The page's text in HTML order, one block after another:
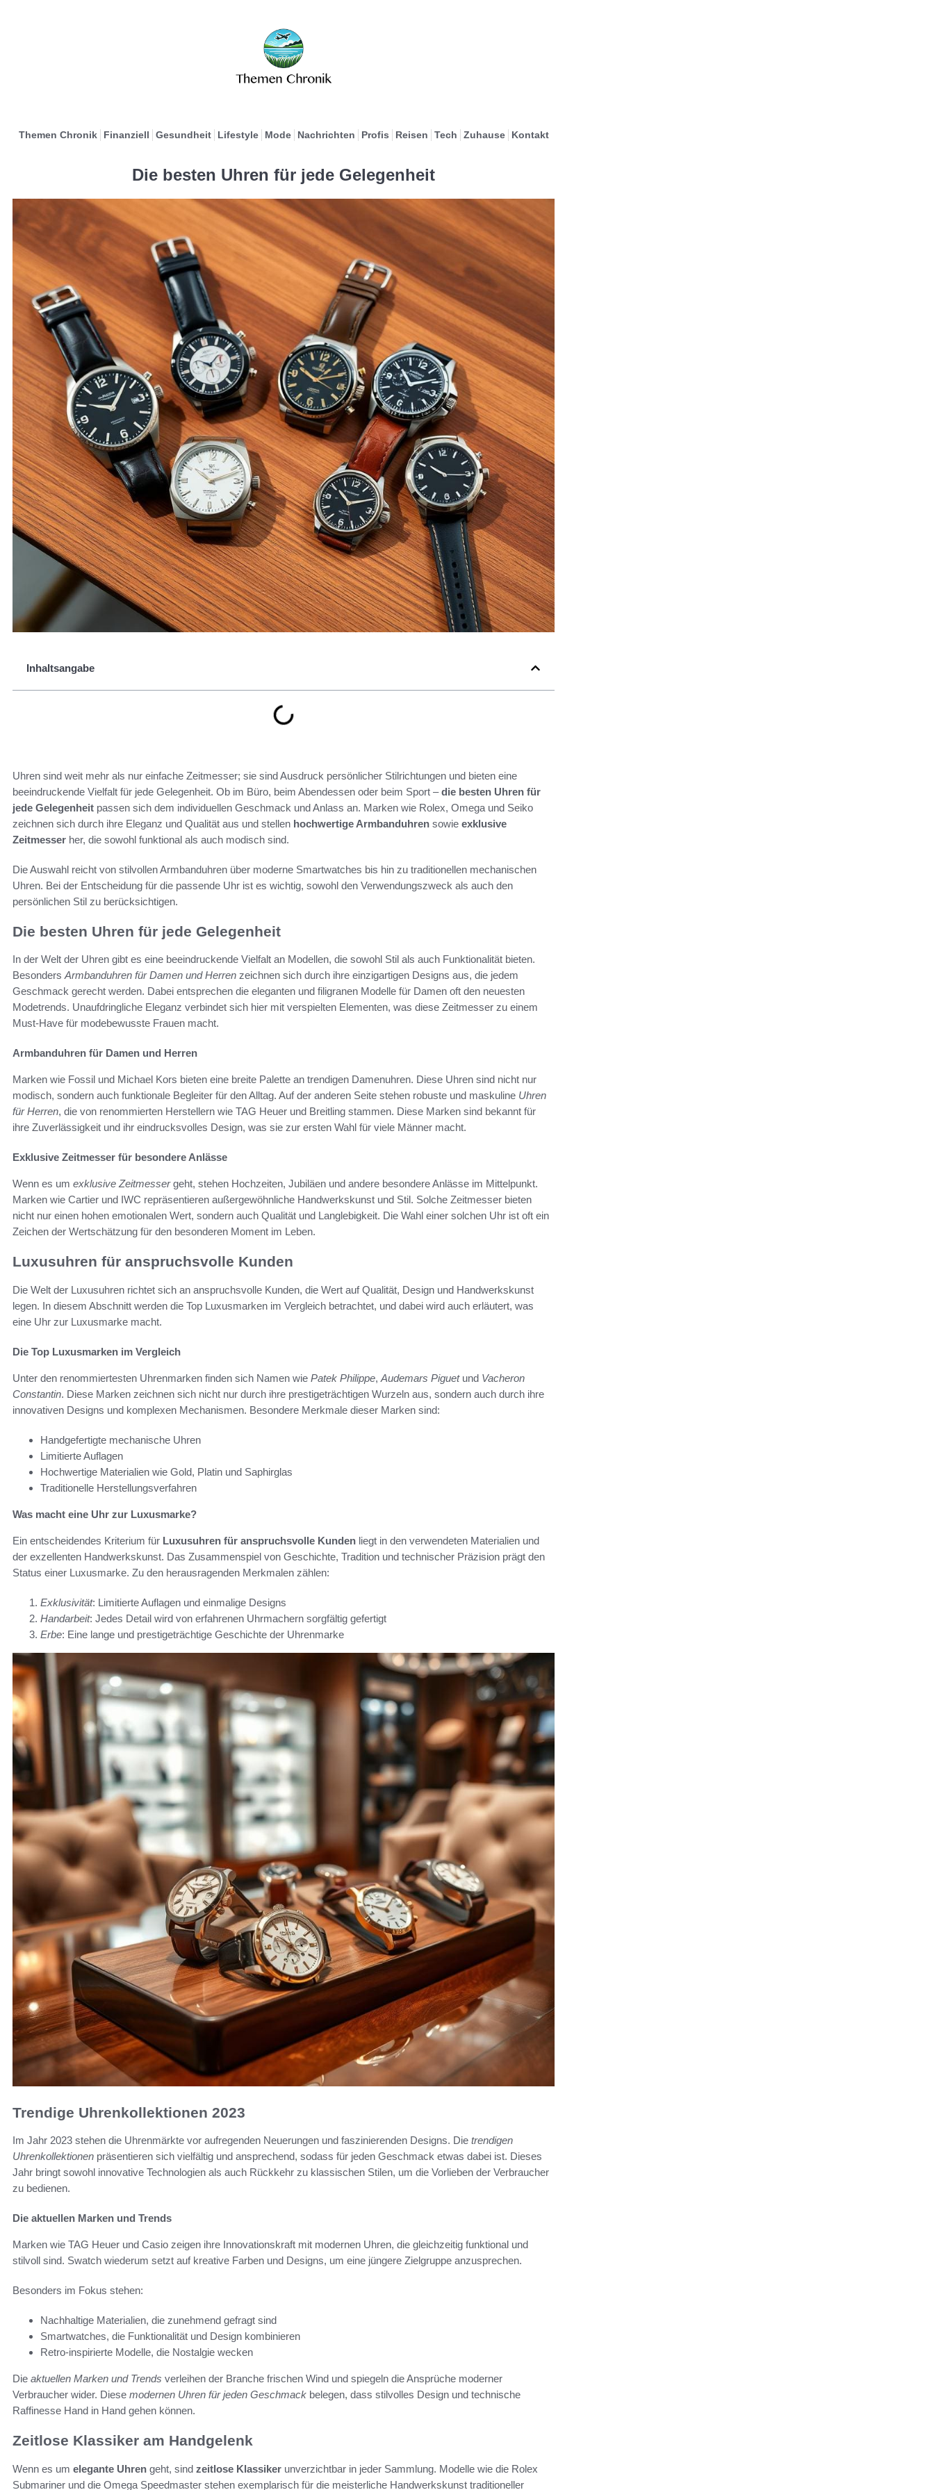
Themen Chronik Finanziell Gesundheit Lifestyle Mode Nachrichten Profis Reisen Tech Zuhause Kontakt
Die besten Uhren für jede Gelegenheit
Inhaltsangabe
Uhren sind weit mehr als nur einfache Zeitmesser; sie sind Ausdruck persönlicher Stilrichtungen und bieten eine
beeindruckende Vielfalt für jede Gelegenheit. Ob im Büro, beim Abendessen oder beim Sport –die besten Uhren für
jede Gelegenheit passen sich dem individuellen Geschmack und Anlass an. Marken wie Rolex, Omega und Seiko
zeichnen sich durch ihre Eleganz und Qualität aus und stellen hochwertige Armbanduhren sowie exklusive
Zeitmesser her, die sowohl funktional als auch modisch sind.
Die Auswahl reicht von stilvollen Armbanduhren über moderne Smartwatches bis hin zu traditionellen mechanischen
Uhren. Bei der Entscheidung für die passende Uhr ist es wichtig, sowohl den Verwendungszweck als auch den
persönlichen Stil zu berücksichtigen.
Die besten Uhren für jede Gelegenheit
In der Welt der Uhren gibt es eine beeindruckende Vielfalt an Modellen, die sowohl Stil als auch Funktionalität bieten.
BesondersArmbanduhren für Damen und Herren zeichnen sich durch ihre einzigartigen Designs aus, die jedem
Geschmack gerecht werden. Dabei entsprechen die eleganten und filigranen Modelle für Damen oft den neuesten
Modetrends. Unaufdringliche Eleganz verbindet sich hier mit verspielten Elementen, was diese Zeitmesser zu einem
Must-Have für modebewusste Frauen macht.
Armbanduhren für Damen und Herren
Marken wie Fossil und Michael Kors bieten eine breite Palette an trendigen Damenuhren. Diese Uhren sind nicht nur
modisch, sondern auch funktionale Begleiter für den Alltag. Auf der anderen Seite stehen robuste und maskuline Uhren
für Herren, die von renommierten Herstellern wie TAG Heuer und Breitling stammen. Diese Marken sind bekannt für
ihre Zuverlässigkeit und ihr eindrucksvolles Design, was sie zur ersten Wahl für viele Männer macht.
Exklusive Zeitmesser für besondere Anlässe
Wenn es um exklusive Zeitmessergeht, stehen Hochzeiten, Jubiläen und andere besondere Anlässe im Mittelpunkt.
Marken wie Cartier und IWC repräsentieren außergewöhnliche Handwerkskunst und Stil. Solche Zeitmesser bieten
nicht nur einen hohen emotionalen Wert, sondern auch Qualität und Langlebigkeit. Die Wahl einer solchen Uhr ist oft ein
Zeichen der Wertschätzung für den besonderen Moment im Leben.
Luxusuhren für anspruchsvolle Kunden
Die Welt der Luxusuhren richtet sich an anspruchsvolle Kunden, die Wert auf Qualität, Design und Handwerkskunst
legen. In diesem Abschnitt werden die Top Luxusmarken im Vergleich betrachtet, und dabei wird auch erläutert, was
eine Uhr zur Luxusmarke macht.
Die Top Luxusmarken im Vergleich
Unter den renommiertesten Uhrenmarken finden sich Namen wie Patek Philippe, Audemars Piguetund Vacheron
Constantin. Diese Marken zeichnen sich nicht nur durch ihre prestigeträchtigen Wurzeln aus, sondern auch durch ihre
innovativen Designs und komplexen Mechanismen. Besondere Merkmale dieser Marken sind:
Handgefertigte mechanische Uhren
Limitierte Auflagen
Hochwertige Materialien wie Gold, Platin und Saphirglas
Traditionelle Herstellungsverfahren
Was macht eine Uhr zur Luxusmarke?
Ein entscheidendes Kriterium für Luxusuhren für anspruchsvolle Kunden liegt in den verwendeten Materialien und
der exzellenten Handwerkskunst. Das Zusammenspiel von Geschichte, Tradition und technischer Präzision prägt den
Status einer Luxusmarke. Zu den herausragenden Merkmalen zählen:
Exklusivität: Limitierte Auflagen und einmalige Designs
Handarbeit: Jedes Detail wird von erfahrenen Uhrmachern sorgfältig gefertigt
Erbe: Eine lange und prestigeträchtige Geschichte der Uhrenmarke
Trendige Uhrenkollektionen 2023
Im Jahr 2023 stehen die Uhrenmärkte vor aufregenden Neuerungen und faszinierenden Designs. Die trendigen
Uhrenkollektionen präsentieren sich vielfältig und ansprechend, sodass für jeden Geschmack etwas dabei ist. Dieses
Jahr bringt sowohl innovative Technologien als auch Rückkehr zu klassischen Stilen, um die Vorlieben der Verbraucher
zu bedienen.
Die aktuellen Marken und Trends
Marken wie TAG Heuer und Casio zeigen ihre Innovationskraft mit modernen Uhren, die gleichzeitig funktional und
stilvoll sind. Swatch wiederum setzt auf kreative Farben und Designs, um eine jüngere Zielgruppe anzusprechen.
Besonders im Fokus stehen:
Nachhaltige Materialien, die zunehmend gefragt sind
Smartwatches, die Funktionalität und Design kombinieren
Retro-inspirierte Modelle, die Nostalgie wecken
Die aktuellen Marken und Trends verleihen der Branche frischen Wind und spiegeln die Ansprüche moderner
Verbraucher wider. Diese modernen Uhren für jeden Geschmack belegen, dass stilvolles Design und technische
Raffinesse Hand in Hand gehen können.
Zeitlose Klassiker am Handgelenk
Wenn es um elegante Uhren geht, sind zeitlose Klassiker unverzichtbar in jeder Sammlung. Modelle wie die Rolex
Submariner und die Omega Speedmaster stehen exemplarisch für die meisterliche Handwerkskunst traditioneller